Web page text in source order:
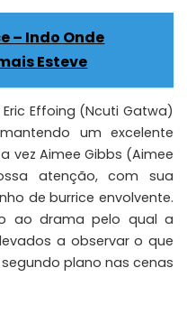
– Indo Onde
Esteve
Effoing (Ncuti Gatwa)
um excelente
vez Aimee Gibbs (Aimee
atenção, com sua
de burrice envolvente.
ao drama pelo qual a
a observar o que
plano nas cenas